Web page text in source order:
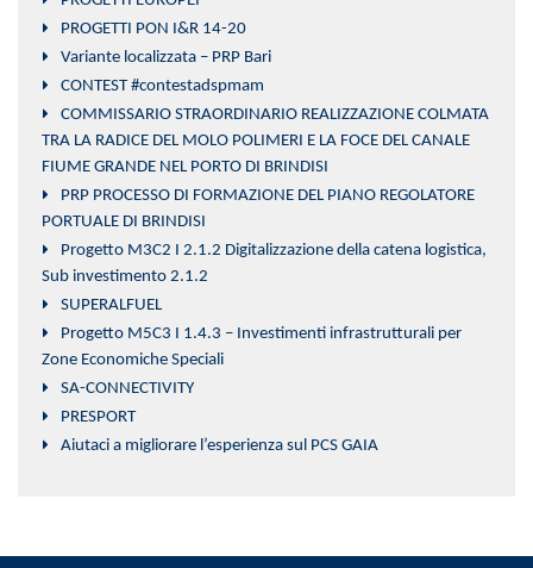
PROGETTI PON I&R 14-20
Variante localizzata – PRP Bari
CONTEST #contestadspmam
COMMISSARIO STRAORDINARIO REALIZZAZIONE COLMATA
TRA LA RADICE DEL MOLO POLIMERI E LA FOCE DEL CANALE
FIUME GRANDE NEL PORTO DI BRINDISI
PRP PROCESSO DI FORMAZIONE DEL PIANO REGOLATORE
PORTUALE DI BRINDISI
Progetto M3C2 I 2.1.2 Digitalizzazione della catena logistica,
Sub investimento 2.1.2
SUPERALFUEL
Progetto M5C3 I 1.4.3 – Investimenti infrastrutturali per
Zone Economiche Speciali
SA-CONNECTIVITY
PRESPORT
Aiutaci a migliorare l’esperienza sul PCS GAIA